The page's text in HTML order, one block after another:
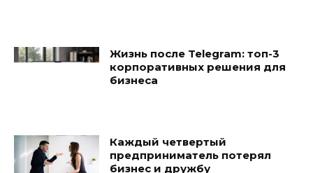
Жизнь после Telegram: топ-3
корпоративных решения для
бизнеса
Каждый четвертый
предприниматель потерял
бизнес и дружбу